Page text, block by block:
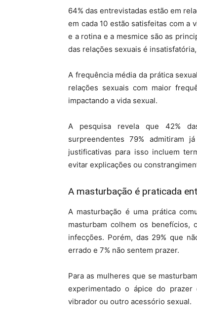
64% das entrevistadas estão em
em cada 10 estão satisfeitas com a
e a rotina e a mesmice são as
das relações sexuais é
A frequência média da prática
relações sexuais com maior
impactando a vida sexual.
A pesquisa revela que 42%
surpreendentes 79% admitiram
justificativas para isso incluem
evitar explicações ou
A masturbação é praticada
A masturbação é uma prática
masturbam colhem os benefícios,
infecções. Porém, das 29% que
errado e 7% não sentem prazer.
Para as mulheres que se
experimentado o ápice do prazer
vibrador ou outro acessório sexual.